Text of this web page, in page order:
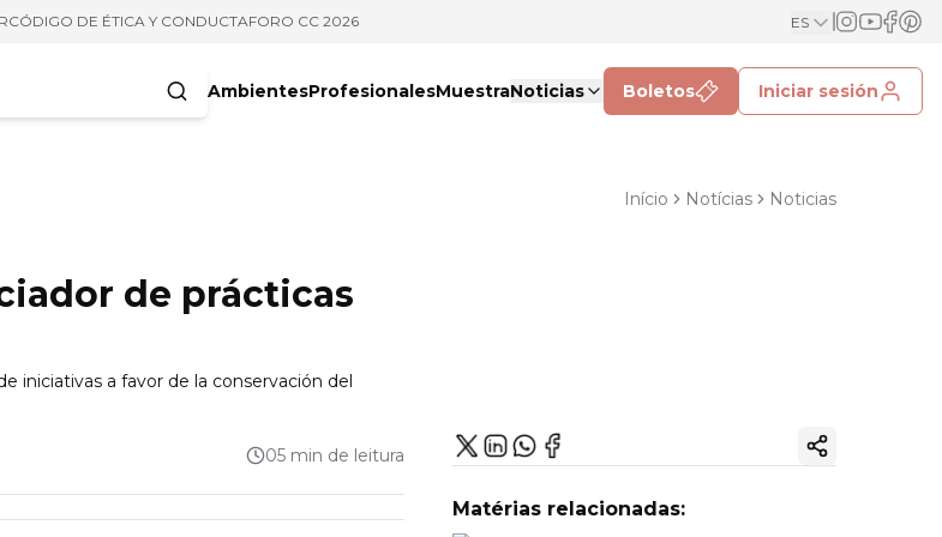
CÓDIGO DE ÉTICA Y CONDUCTAFORO CC 2026 ES
AmbientesProfesionalesMuestraNoticias Boletos Iniciar sesión
Início Notícias Noticias
de prácticas
iniciativas a favor de la conservación del
05 min de leitura Copiar enlace
Matérias relacionadas: